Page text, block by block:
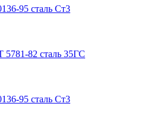
95 сталь Ст3
82 сталь 35ГС
95 сталь Ст3